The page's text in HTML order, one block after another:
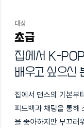
대상
초급
집에서 K-
배우고 싶으신
집에서 댄스의 기본부
피드백과 채팅을 통해
을 좋아하지만 부끄러